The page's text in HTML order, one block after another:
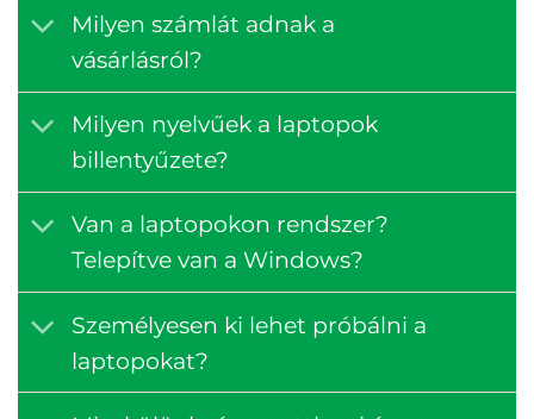
Milyen számlát adnak a
vásárlásról?
Milyen nyelvűek a laptopok
billentyűzete?
Van a laptopokon rendszer?
Telepítve van a Windows?
Személyesen ki lehet próbálni a
laptopokat?